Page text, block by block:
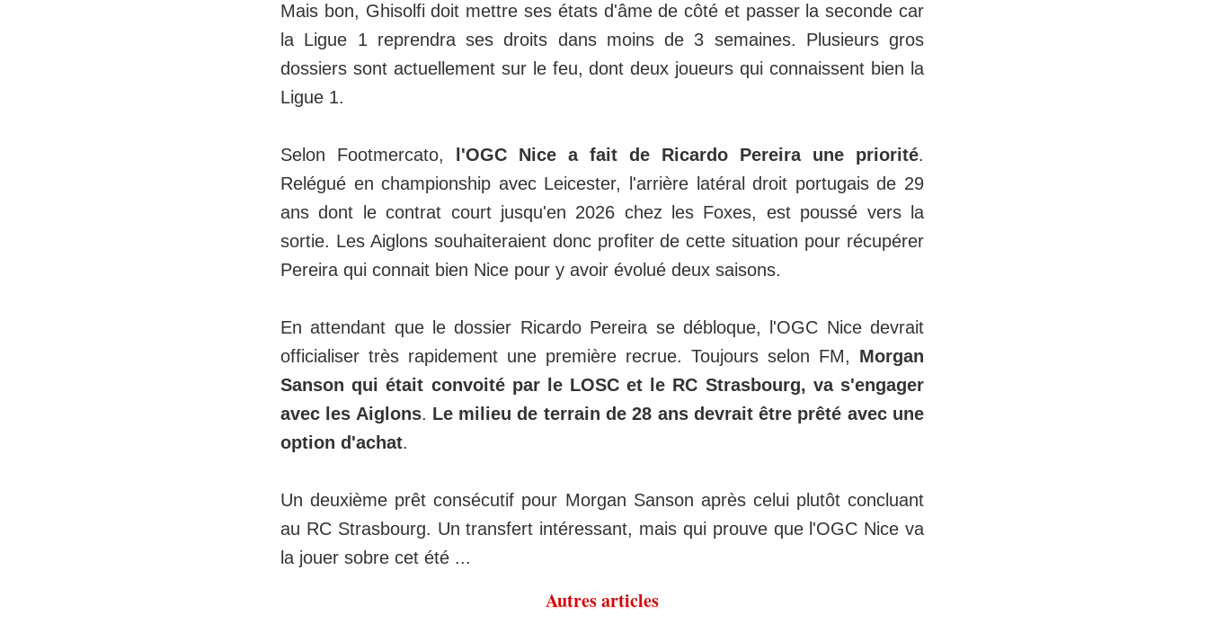
Mais bon, Ghisolfi doit mettre ses états d'âme de côté et passer la seconde car
la Ligue 1 reprendra ses droits dans moins de 3 semaines. Plusieurs gros
dossiers sont actuellement sur le feu, dont deux joueurs qui connaissent bien la
Ligue 1.
Selon Footmercato, l'OGC Nice a fait de Ricardo Pereira une priorité.
Relégué en championship avec Leicester, l'arrière latéral droit portugais de 29
ans dont le contrat court jusqu'en 2026 chez les Foxes, est poussé vers la
sortie. Les Aiglons souhaiteraient donc profiter de cette situation pour récupérer
Pereira qui connait bien Nice pour y avoir évolué deux saisons.
En attendant que le dossier Ricardo Pereira se débloque, l'OGC Nice devrait
officialiser très rapidement une première recrue. Toujours selon FM, Morgan
Sanson qui était convoité par le LOSC et le RC Strasbourg, va s'engager
avec les Aiglons. Le milieu de terrain de 28 ans devrait être prêté avec une
option d'achat.
Un deuxième prêt consécutif pour Morgan Sanson après celui plutôt concluant
au RC Strasbourg. Un transfert intéressant, mais qui prouve que l'OGC Nice va
la jouer sobre cet été ...
Autres articles